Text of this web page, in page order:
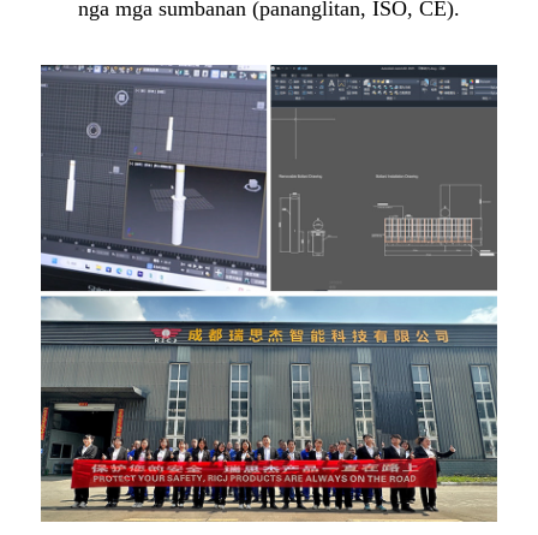
nga mga sumbanan (pananglitan, ISO, CE).